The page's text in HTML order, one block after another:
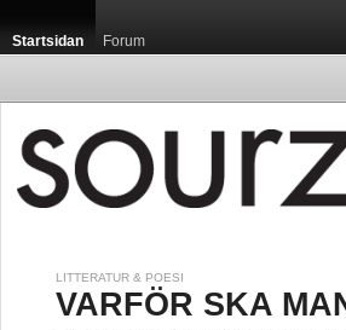
Startsidan Forum
LITTERATUR & POESI
VARFÖR SKA